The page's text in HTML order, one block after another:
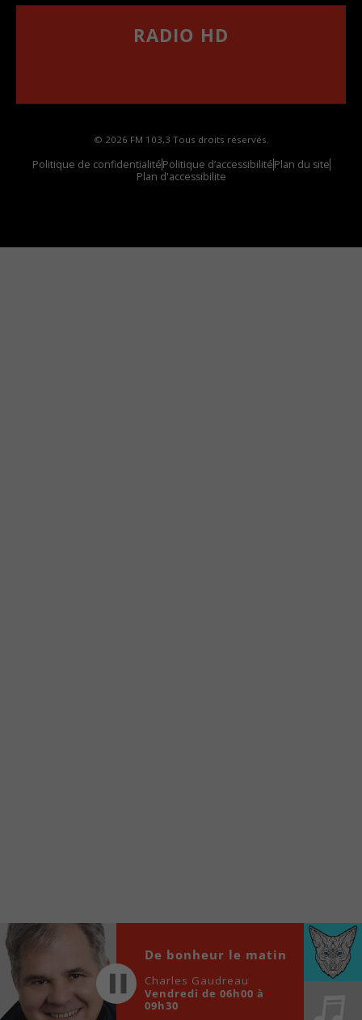
RADIO HD
© 2026 FM 103,3 Tous droits réservés.
Politique de confidentialitéPolitique d’accessibilitéPlan du site
Plan d'accessibilite
locale vous sont maintenant accessibles en un clic!
Player
00:00
De bonheur le matin
Charles Gaudreau
Vendredi de 06h00 à
09h30